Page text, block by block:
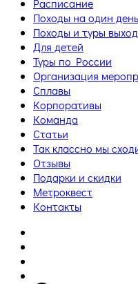
Походы на один
Походы и туры
Для детей
Туры по России
Организация
Сплавы
Корпоративы
Команда
Статьи
Так классно мы
Отзывы
Подарки и скидки
Метроквест
Контакты